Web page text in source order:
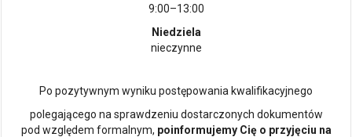
9:00–13:00
Niedziela
nieczynne
Po pozytywnym wyniku postępowania kwalifikacyjnego
polegającego na sprawdzeniu dostarczonych dokumentów
pod względem formalnym, poinformujemy Cię o przyjęciu na